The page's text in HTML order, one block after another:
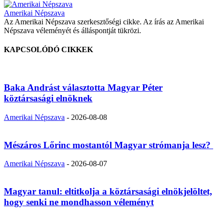
Amerikai Népszava
Az Amerikai Népszava szerkesztőségi cikke. Az írás az Amerikai
Népszava véleményét és álláspontját tükrözi.
KAPCSOLÓDÓ CIKKEK
Baka Andrást választotta Magyar Péter
köztársasági elnöknek
Amerikai Népszava - 2026-08-08
Mészáros Lőrinc mostantól Magyar strómanja lesz?
Amerikai Népszava - 2026-08-07
Magyar tanul: eltitkolja a köztársasági elnökjelöltet,
hogy senki ne mondhasson véleményt